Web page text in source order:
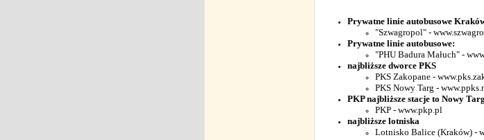
Prywatne linie autobusowe
"Szwagropol" -
Prywatne linie autobusowe:
"PHU Badura Małuch" -
najbliższe dworce PKS
PKS Zakopane -
PKS Nowy Targ -
PKP najbliższe stacje to Nowy
PKP - www.pkp.pl
najbliższe lotniska
Lotnisko Balice (Kraków) -